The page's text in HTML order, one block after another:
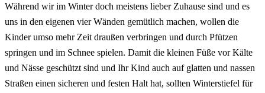
Während wir im Winter doch meistens lieber Zuhause sind und es
uns in den eigenen vier Wänden gemütlich machen, wollen die
Kinder umso mehr Zeit draußen verbringen und durch Pfützen
springen und im Schnee spielen. Damit die kleinen Füße vor Kälte
und Nässe geschützt sind und Ihr Kind auch auf glatten und nassen
Straßen einen sicheren und festen Halt hat, sollten Winterstiefel für